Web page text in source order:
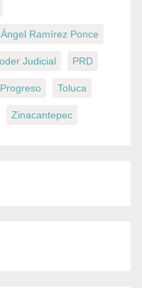
Ramírez Ponce
Judicial PRD
Toluca
Zinacantepec